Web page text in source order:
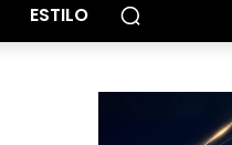
ESTILO